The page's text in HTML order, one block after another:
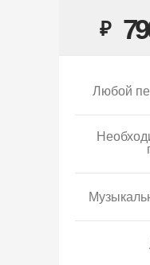
₽
Любой